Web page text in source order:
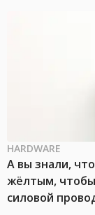
HARDWARE
А вы знали,
жёлтым, чтобы
силовой